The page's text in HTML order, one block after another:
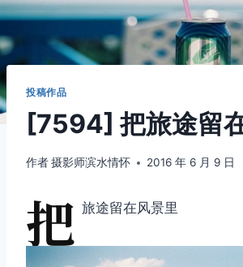
投稿作品
[7594] 把旅途留
作者摄影师滨水情怀 2016 年 6 月 9 日
把 旅途留在风景里